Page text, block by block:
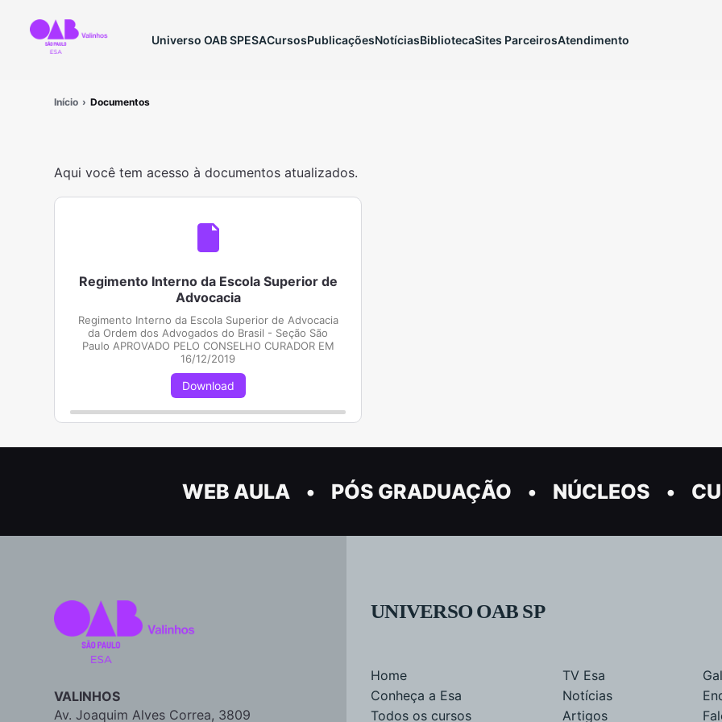
Universo OAB SPESACursosPublicaçõesNotíciasBibliotecaSites ParceirosAtendimento
Início Documentos
Aqui você tem acesso à documentos atualizados.
Regimento Interno da Escola Superior de
Advocacia
Regimento Interno da Escola Superior de Advocacia
da Ordem dos Advogados do Brasil - Seção São
Paulo APROVADO PELO CONSELHO CURADOR EM
16/12/2019
Download
WEB AULA PÓS GRADUAÇÃO NÚCLEOS
VALINHOS
Av. Joaquim Alves Correa, 3809
UNIVERSO OAB SP
Home
Conheça a Esa
Todos os cursos
TV Esa
Notícias
Artigos